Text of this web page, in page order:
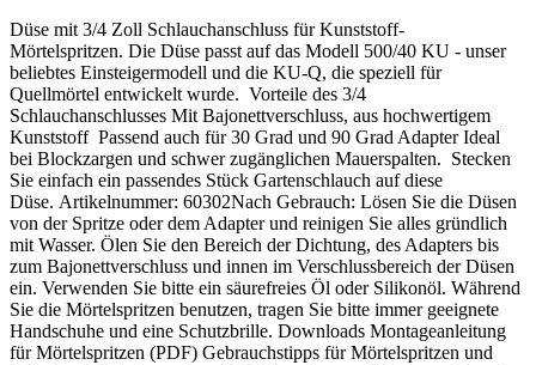
Düse mit 3/4 Zoll Schlauchanschluss für Kunststoff-
Mörtelspritzen. Die Düse passt auf das Modell 500/40 KU - unser
beliebtes Einsteigermodell und die KU-Q, die speziell für
Quellmörtel entwickelt wurde. Vorteile des 3/4
Schlauchanschlusses Mit Bajonettverschluss, aus hochwertigem
Kunststoff Passend auch für 30 Grad und 90 Grad Adapter Ideal
bei Blockzargen und schwer zugänglichen Mauerspalten. Stecken
Sie einfach ein passendes Stück Gartenschlauch auf diese
Düse. Artikelnummer: 60302Nach Gebrauch: Lösen Sie die Düsen
von der Spritze oder dem Adapter und reinigen Sie alles gründlich
mit Wasser. Ölen Sie den Bereich der Dichtung, des Adapters bis
zum Bajonettverschluss und innen im Verschlussbereich der Düsen
ein. Verwenden Sie bitte ein säurefreies Öl oder Silikonöl. Während
Sie die Mörtelspritzen benutzen, tragen Sie bitte immer geeignete
Handschuhe und eine Schutzbrille. Downloads Montageanleitung
für Mörtelspritzen (PDF) Gebrauchstipps für Mörtelspritzen und